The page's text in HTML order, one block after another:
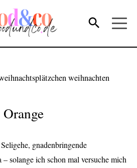
gnadenbringende
solange ich schon mal versuche mich